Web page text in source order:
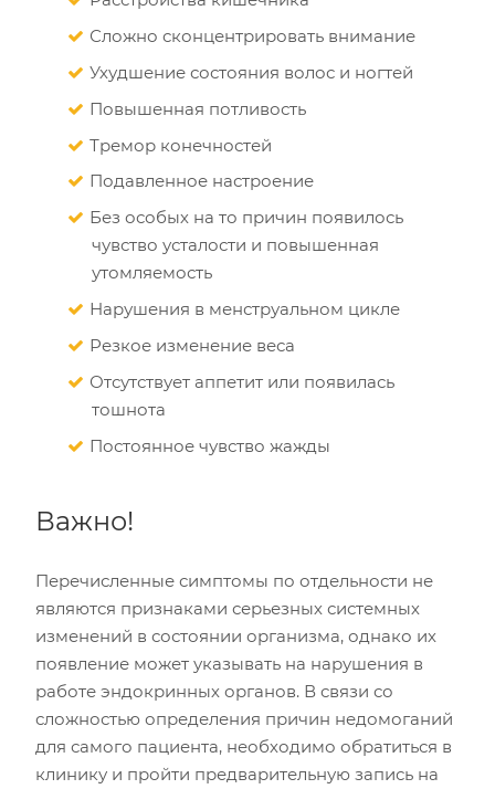
Сложно сконцентрировать внимание
Ухудшение состояния волос и ногтей
Повышенная потливость
Тремор конечностей
Подавленное настроение
Без особых на то причин появилось
чувство усталости и повышенная
утомляемость
Нарушения в менструальном цикле
Резкое изменение веса
Отсутствует аппетит или появилась
тошнота
Постоянное чувство жажды
Важно!
Перечисленные симптомы по отдельности не
являются признаками серьезных системных
изменений в состоянии организма, однако их
появление может указывать на нарушения в
работе эндокринных органов. В связи со
сложностью определения причин недомоганий
для самого пациента, необходимо обратиться в
клинику и пройти предварительную запись на